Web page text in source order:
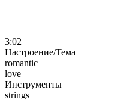
3:02
Настроение/Тема
romantic
love
Инструменты
strings